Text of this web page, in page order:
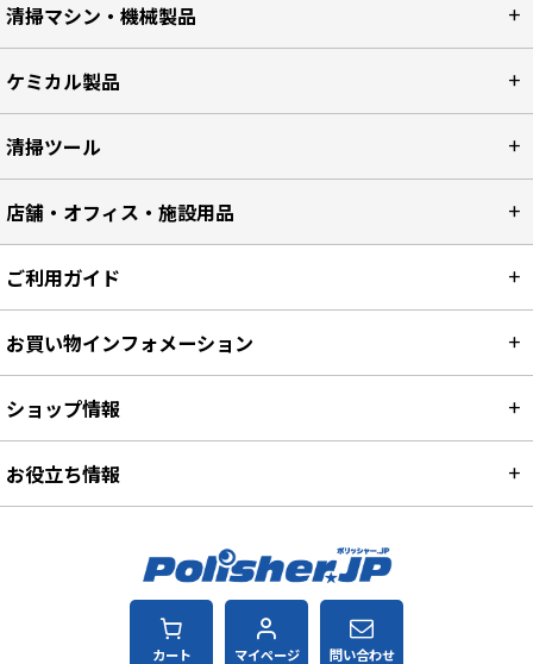
清掃マシン・機械製品
ケミカル製品
清掃ツール
店舗・オフィス・施設用品
カート マイページ 問い合わせ
ご利用ガイド
お買い物インフォメーション
ショップ情報
お役立ち情報